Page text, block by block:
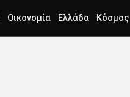
Οικονομία Ελλάδα Κόσμος